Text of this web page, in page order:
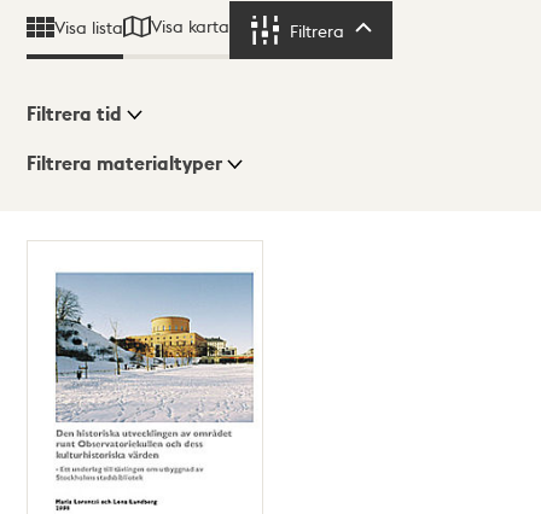
Visa lista Visa karta Filtrera
Visningsläge
Lista
Karta
Filtrera tid
Filtrera materialtyper